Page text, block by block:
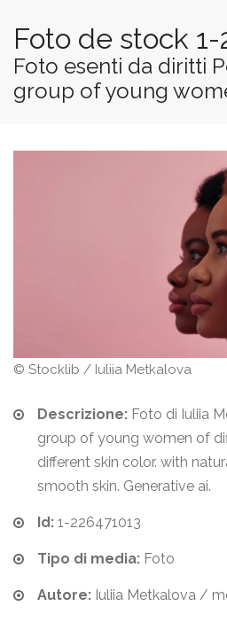
Foto de stock 1-
Foto esenti da diritti
group of young
© Stocklib / Iuliia Metkalova
Descrizione: Foto di Iuliia
group of young women of
different skin color. with
smooth skin. Generative ai.
Id: 1-226471013
Tipo di media: Foto
Autore: Iuliia Metkalova /